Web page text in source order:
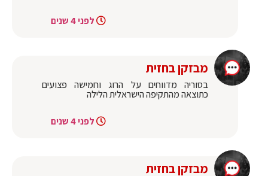
לפני 4 שנים
מבזקן בחזית
בסוריה מדווחים על הרוג וחמישה פצועים
כתוצאה מהתקיפה הישראלית הלילה
לפני 4 שנים
מבזקן בחזית